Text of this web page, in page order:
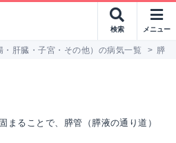
検索 メニュー
・肝臓・子宮・その他）の病気一覧 > 膵石
まることで、膵管（膵液の通り道）